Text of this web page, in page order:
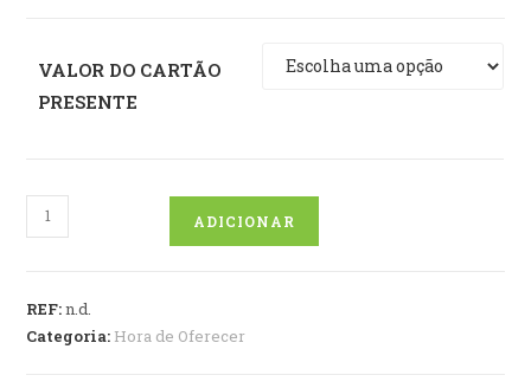
VALOR DO CARTÃO
PRESENTE
Quantidade
de
ADICIONAR
REF:n.d.
Categoria: Hora de Oferecer